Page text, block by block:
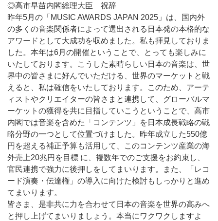
◎高市早苗内閣総理大臣 祝辞
昨年5月の「MUSIC AWARDS JAPAN 2025」は、国内外
の多くの音楽関係者によって選出される日本発の本格的な
アワードとして大成功を収めました。私も拝見しておりま
した。本年は6月の開催ということで、とっても楽しみに
いたしております。こうした素晴らしい日本の音楽は、世
界中の皆さまに好んでいただける、世界のマーケットと戦
えると、私は確信をいたしております。このため、アーテ
ィストやクリエイターの皆さまと連携して、グローバルマ
ーケットの獲得を共に目指していこうということで、高市
内閣では音楽を含めた「コンテンツ」を日本成長戦略の戦
略分野の一つとして位置づけました。昨年成立した550億
円を超える補正予算も活用して、このコンテンツ産業の海
外売上20兆円を目標 に、複数年でのご支援をお約束し、
官民連携で強力に後押しをしてまいります。また、「レコ
ード演奏・伝達権」の導入に向けた検討もしっかりと進め
てまいります。
皆さま、是非共に力を合わせて日本の音楽を世界の高みへ
と押し上げてまいりましょう。本当にワクワクしますよ